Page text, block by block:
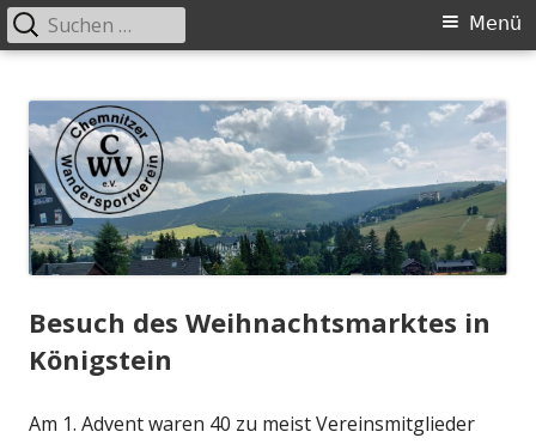
zum
Inhalt
eV.
Primäres
Menü
Suchen
nach:
Besuch des Weihnachtsmarktes in
Königstein
Am 1. Advent waren 40 zu meist Vereinsmitglieder